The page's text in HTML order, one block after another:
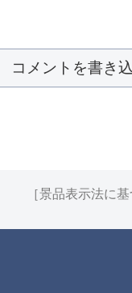
コメントを書き
［景品表示法に